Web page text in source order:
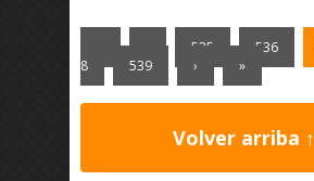
535 536
8
539 › »
Volver arriba ↑